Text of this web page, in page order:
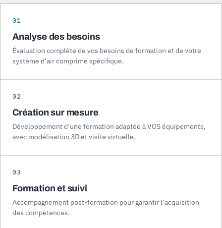
01
Analyse des besoins
Évaluation complète de vos besoins de formation et de votre
système d’air comprimé spécifique.
02
Création sur mesure
Développement d’une formation adaptée à VOS équipements,
avec modélisation 3D et visite virtuelle.
03
Formation et suivi
Accompagnement post-formation pour garantir l’acquisition
des compétences.